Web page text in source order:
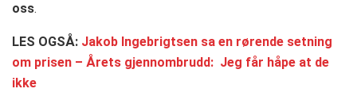
oss.
LES OGSÅ: Jakob Ingebrigtsen sa en rørende setning
om prisen – Årets gjennombrudd: Jeg får håpe at de
ikke